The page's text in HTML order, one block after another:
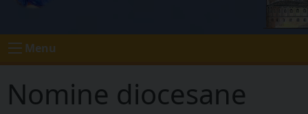
Menu
Nomine diocesane